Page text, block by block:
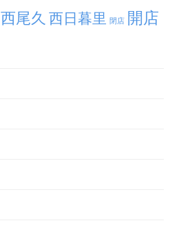
西尾久 西日暮里 閉店 開店